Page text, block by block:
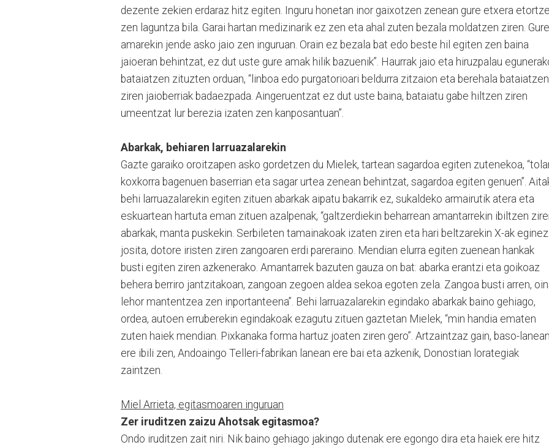
dezente zekien erdaraz hitz egiten. Inguru honetan inor gaixotzen zenean gure etxera
zen laguntza bila. Garai hartan medizinarik ez zen eta ahal zuten bezala moldatzen ziren. Gure
amarekin jende asko jaio zen inguruan. Orain ez bezala bat edo beste hil egiten zen baina
jaioeran behintzat, ez dut uste gure amak hilik bazuenik”. Haurrak jaio eta hiruzpalau
bataiatzen zituzten orduan, “linboa edo purgatorioari beldurra zitzaion eta berehala bataiatzen
ziren jaioberriak badaezpada. Aingeruentzat ez dut uste baina, bataiatu gabe hiltzen ziren
umeentzat lur berezia izaten zen kanposantuan”.
Abarkak, behiaren larruazalarekin
Gazte garaiko oroitzapen asko gordetzen du Mielek, tartean sagardoa egiten zutenekoa,
koxkorra bagenuen baserrian eta sagar urtea zenean behintzat, sagardoa egiten genuen”.
behi larruazalarekin egiten zituen abarkak aipatu bakarrik ez, sukaldeko armairutik atera eta
eskuartean hartuta eman zituen azalpenak, “galtzerdiekin beharrean amantarrekin ibiltzen
abarkak, manta puskekin. Serbileten tamainakoak izaten ziren eta hari beltzarekin X-ak eginez
josita, dotore iristen ziren zangoaren erdi pareraino. Mendian elurra egiten zuenean hankak
busti egiten ziren azkenerako. Amantarrek bazuten gauza on bat: abarka erantzi eta goikoaz
behera berriro jantzitakoan, zangoan zegoen aldea sekoa egoten zela. Zangoa busti arren,
lehor mantentzea zen inportanteena”. Behi larruazalarekin egindako abarkak baino gehiago,
ordea, autoen erruberekin egindakoak ezagutu zituen gaztetan Mielek, “min handia ematen
zuten haiek mendian. Pixkanaka forma hartuz joaten ziren gero”. Artzaintzaz gain, baso-lanean
ere ibili zen, Andoaingo Telleri-fabrikan lanean ere bai eta azkenik, Donostian lorategiak
zaintzen.
Miel Arrieta, egitasmoaren inguruan
Zer iruditzen zaizu Ahotsak egitasmoa?
Ondo iruditzen zait niri. Nik baino gehiago jakingo dutenak ere egongo dira eta haiek ere hitz